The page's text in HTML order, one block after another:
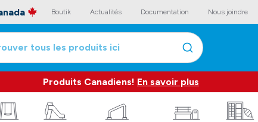
Boutik Actualités Documentation Nous joindre
tous les produits ici
Produits Canadiens! En savoir plus